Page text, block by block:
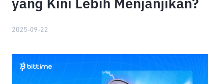
yang Kini Lebih Menjanjikan?
2025-09-22